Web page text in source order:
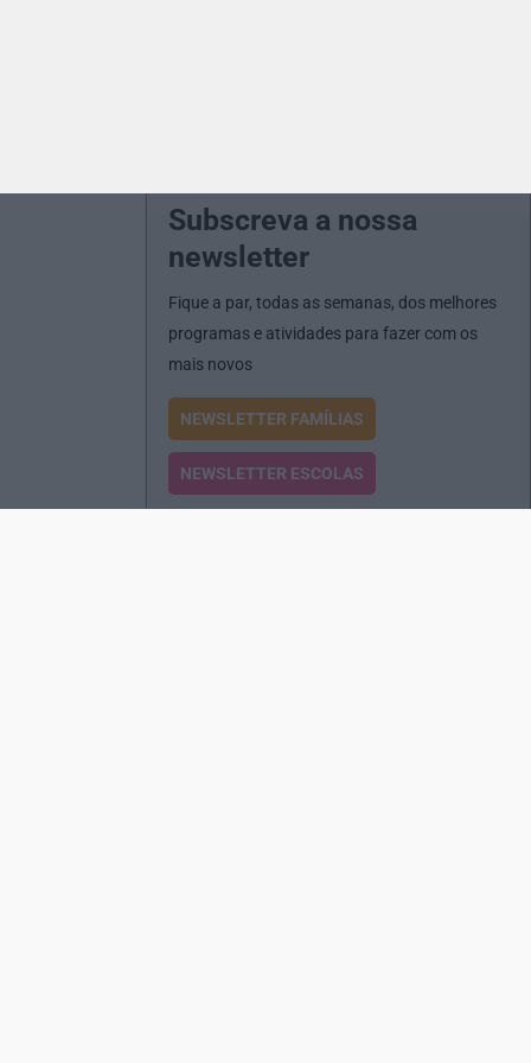
Subscreva a nossa
newsletter
Fique a par, todas as semanas, dos melhores
programas e atividades para fazer com os
mais novos
NEWSLETTER FAMÍLIAS
NEWSLETTER ESCOLAS